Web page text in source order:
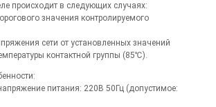
происходит в следующих случаях:
значения контролируемого
сети от установленных значений
контактной группы (85℃).
питания: 220В 50Гц (допустимое: